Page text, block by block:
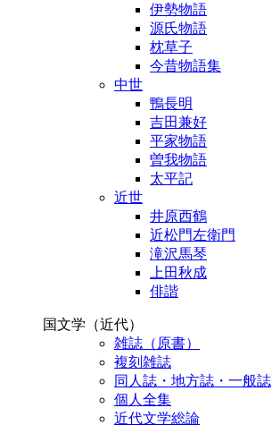
伊勢物語
源氏物語
枕草子
今昔物語集
中世
鴨長明
吉田兼好
平家物語
曽我物語
太平記
近世
井原西鶴
近松門左衛門
滝沢馬琴
上田秋成
俳諧
国文学（近代）
雑誌（原書）
複刻雑誌
同人誌・地方誌・一般誌
個人全集
近代文学総論